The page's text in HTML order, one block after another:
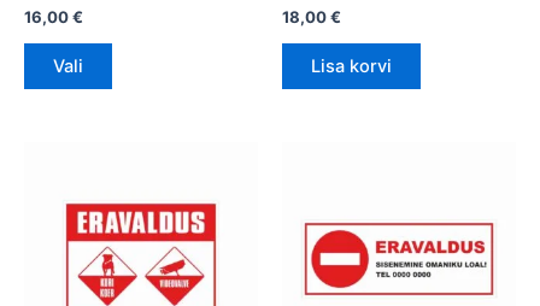
16,00€
Vali
18,00€
Lisa korvi
on
mitu
varianti.
Valikuid